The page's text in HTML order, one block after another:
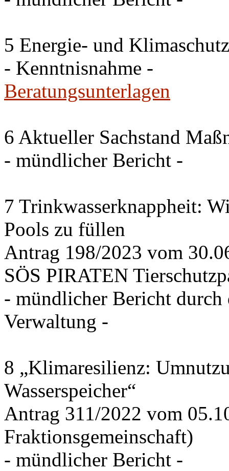
5 Energie- und
- Kenntnisnahme -
Beratungsunterlagen
6 Aktueller Sachstand
- mündlicher Bericht -
7 Trinkwasserknappheit:
Pools zu füllen
Antrag 198/2023 vom
SÖS PIRATEN
- mündlicher Bericht
Verwaltung -
8 „Klimaresilienz:
Wasserspeicher“
Antrag 311/2022 vom
Fraktionsgemeinschaft)
- mündlicher Bericht -